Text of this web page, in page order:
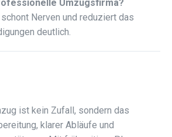
Umzugsfirma?
Nerven und reduziert das
deutlich.
ist kein Zufall, sondern das
klarer Abläufe und